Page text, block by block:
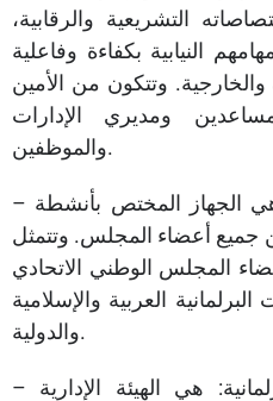
التشريعية والرقابية،
النيابية بكفاءة وفاعلية
وتتكون من الأمين
ومديري الإدارات
والموظفين.
– الشعبة البرلمانية للمجلس: هي الجهاز المختص بأنشطة
جميع أعضاء المجلس. وتتمثل
المجلس الوطني الاتحادي
العربية والإسلامية
والدولية.
– اللجنة التنفيذية للشعبة البرلمانية: هي الهيئة الإدارية